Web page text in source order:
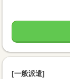
[一般派遣]